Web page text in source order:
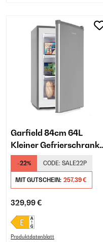
Garfield 84cm 64L
Kleiner Gefrierschrank
Silber
-22% CODE: SALE22P
MIT GUTSCHEIN: 257,39 €
329,99 €
Produktdatenblatt